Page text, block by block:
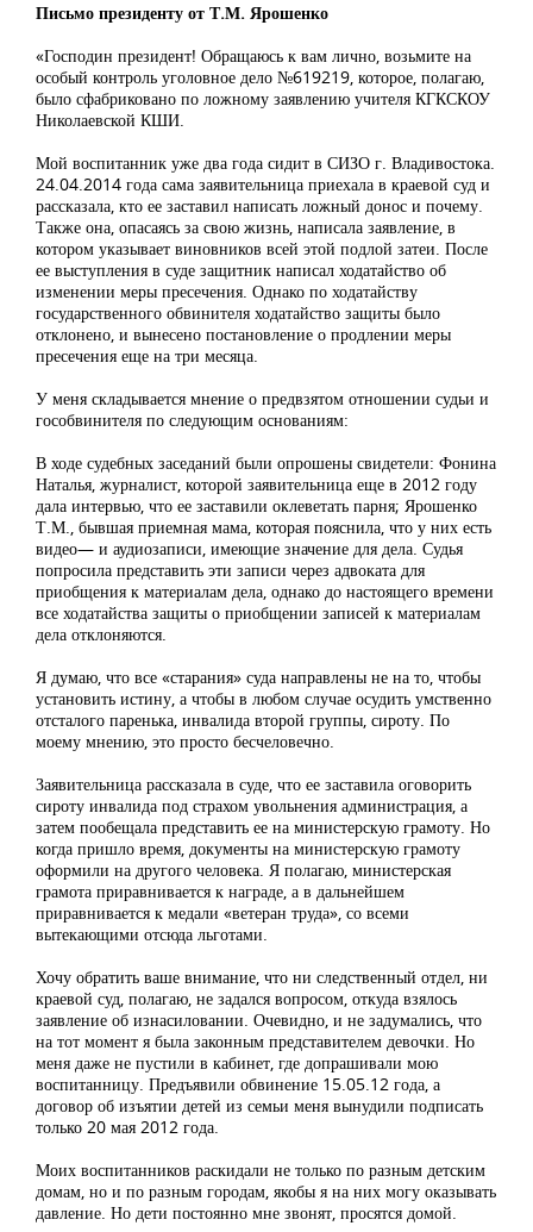
Письмо президенту от Т.М. Ярошенко
«Господин президент! Обращаюсь к вам лично, возьмите на
особый контроль уголовное дело №619219, которое, полагаю,
было сфабриковано по ложному заявлению учителя КГКСКОУ
Николаевской КШИ.
Мой воспитанник уже два года сидит в СИЗО г. Владивостока.
24.04.2014 года сама заявительница приехала в краевой суд и
рассказала, кто ее заставил написать ложный донос и почему.
Также она, опасаясь за свою жизнь, написала заявление, в
котором указывает виновников всей этой подлой затеи. После
ее выступления в суде защитник написал ходатайство об
изменении меры пресечения. Однако по ходатайству
государственного обвинителя ходатайство защиты было
отклонено, и вынесено постановление о продлении меры
пресечения еще на три месяца.
У меня складывается мнение о предвзятом отношении судьи и
гособвинителя по следующим основаниям:
В ходе судебных заседаний были опрошены свидетели: Фонина
Наталья, журналист, которой заявительница еще в 2012 году
дала интервью, что ее заставили оклеветать парня; Ярошенко
Т.М., бывшая приемная мама, которая пояснила, что у них есть
видео— и аудиозаписи, имеющие значение для дела. Судья
попросила представить эти записи через адвоката для
приобщения к материалам дела, однако до настоящего времени
все ходатайства защиты о приобщении записей к материалам
дела отклоняются.
Я думаю, что все «старания» суда направлены не на то, чтобы
установить истину, а чтобы в любом случае осудить умственно
отсталого паренька, инвалида второй группы, сироту. По
моему мнению, это просто бесчеловечно.
Заявительница рассказала в суде, что ее заставила оговорить
сироту инвалида под страхом увольнения администрация, а
затем пообещала представить ее на министерскую грамоту. Но
когда пришло время, документы на министерскую грамоту
оформили на другого человека. Я полагаю, министерская
грамота приравнивается к награде, а в дальнейшем
приравнивается к медали «ветеран труда», со всеми
вытекающими отсюда льготами.
Хочу обратить ваше внимание, что ни следственный отдел, ни
краевой суд, полагаю, не задался вопросом, откуда взялось
заявление об изнасиловании. Очевидно, и не задумались, что
на тот момент я была законным представителем девочки. Но
меня даже не пустили в кабинет, где допрашивали мою
воспитанницу. Предъявили обвинение 15.05.12 года, а
договор об изъятии детей из семьи меня вынудили подписать
только 20 мая 2012 года.
Моих воспитанников раскидали не только по разным детским
домам, но и по разным городам, якобы я на них могу оказывать
давление. Но дети постоянно мне звонят, просятся домой.